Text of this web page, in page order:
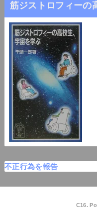
筋ジストロフィーの
不正行為を報告
C16.